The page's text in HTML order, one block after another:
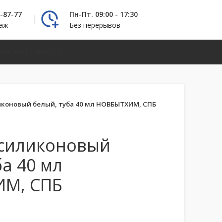
87-77
Пн-Пт. 09:00 - 17:30
Без перерывов
белый, туба 40 мл НОВБЫТХИМ, СПБ
40 мл
СПБ